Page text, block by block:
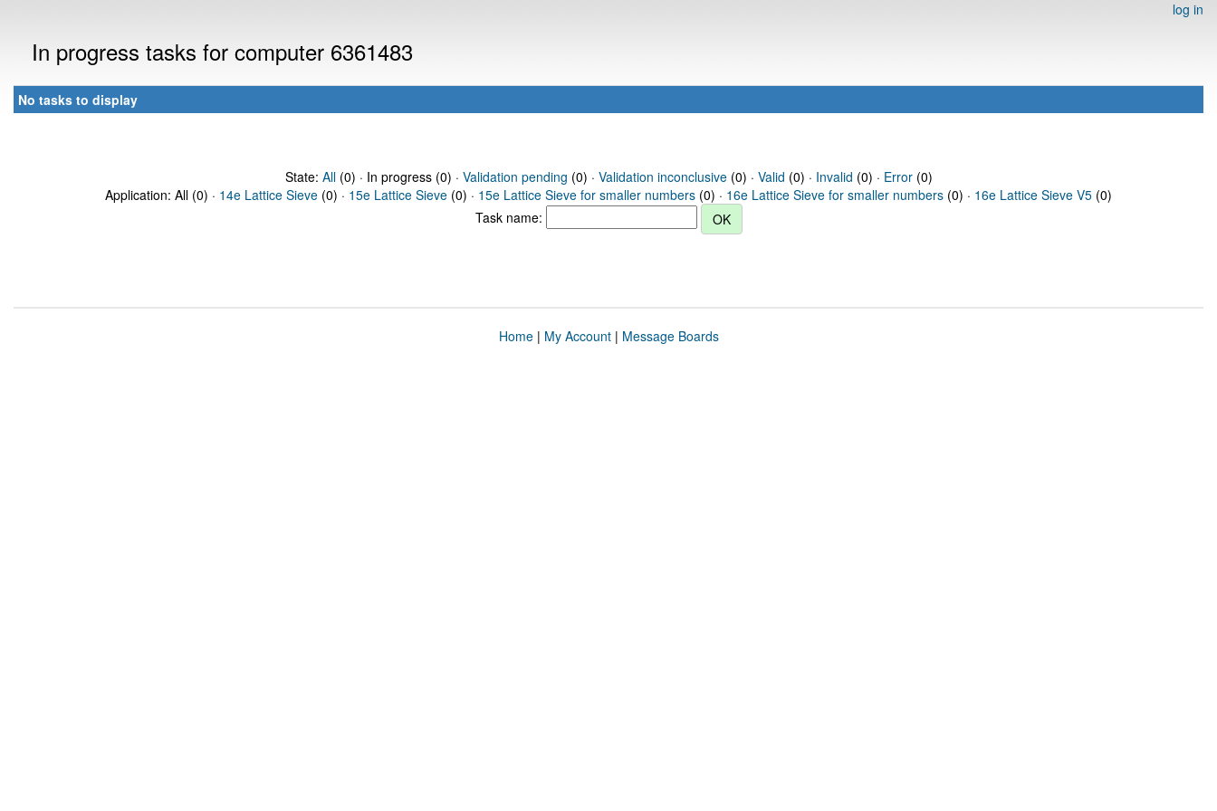
log in
In progress tasks for computer 6361483
No tasks to display
State: All(0) · In progress (0) · Validation pending (0) · Validation inconclusive(0) · Valid (0) · Invalid (0) · Error(0)
Application: All (0) · 14e Lattice Sieve (0) · 15e Lattice Sieve (0) · 15e Lattice Sieve for smaller numbers (0) · 16e Lattice Sieve for smaller numbers (0) · 16e Lattice Sieve V5 (0)
Task name:
Home| My Account| Message Boards